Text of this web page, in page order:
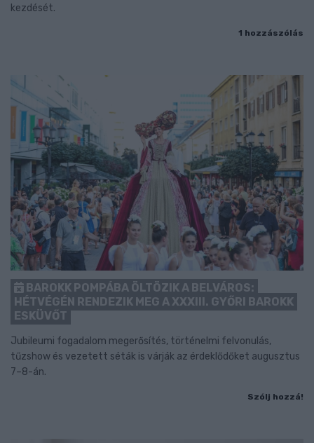
kezdését.
1 hozzászólás
BAROKK POMPÁBA ÖLTÖZIK A BELVÁROS:
HÉTVÉGÉN RENDEZIK MEG A XXXIII. GYŐRI BAROKK
ESKÜVŐT
Jubileumi fogadalom megerősítés, történelmi felvonulás,
tűzshow és vezetett séták is várják az érdeklődőket augusztus
7–8-án.
Szólj hozzá!